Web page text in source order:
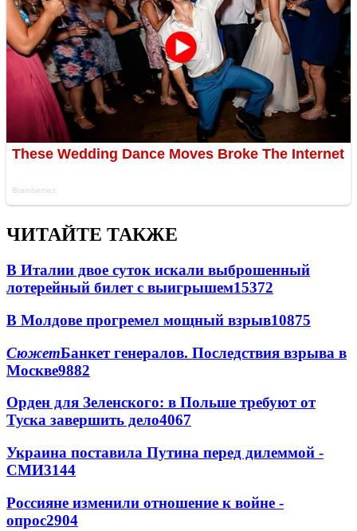
ЧИТАЙТЕ ТАКЖЕ
В Италии двое суток искали выброшенный
лотерейный билет с выигрышем15372
В Молдове прогремел мощный взрыв10875
СюжетБанкет генералов. Последствия взрыва в
Москве9882
Орден для Зеленского: в Польше требуют от
Туска завершить дело4067
Украина поставила Путина перед дилеммой -
СМИ3144
Россияне изменили отношение к войне -
опрос2904